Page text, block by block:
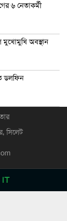
৬ নেতাকর্মী
মুখোমুখি অবস্থান
ডলফিন
সিলেট